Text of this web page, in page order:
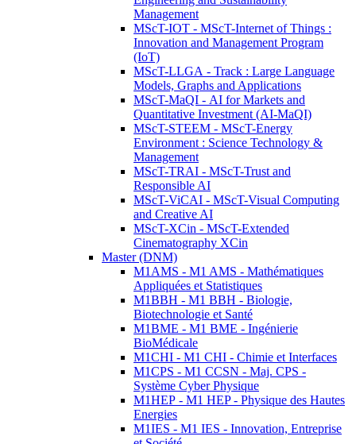
Management
MScT-IOT - MScT-Internet of Things :
Innovation and Management Program
(IoT)
MScT-LLGA - Track : Large Language
Models, Graphs and Applications
MScT-MaQI - AI for Markets and
Quantitative Investment (AI-MaQI)
MScT-STEEM - MScT-Energy
Environment : Science Technology &
Management
MScT-TRAI - MScT-Trust and
Responsible AI
MScT-ViCAI - MScT-Visual Computing
and Creative AI
MScT-XCin - MScT-Extended
Cinematography XCin
Master (DNM)
M1AMS - M1 AMS - Mathématiques
Appliquées et Statistiques
M1BBH - M1 BBH - Biologie,
Biotechnologie et Santé
M1BME - M1 BME - Ingénierie
BioMédicale
M1CHI - M1 CHI - Chimie et Interfaces
M1CPS - M1 CCSN - Maj. CPS -
Système Cyber Physique
M1HEP - M1 HEP - Physique des Hautes
Energies
M1IES - M1 IES - Innovation, Entreprise